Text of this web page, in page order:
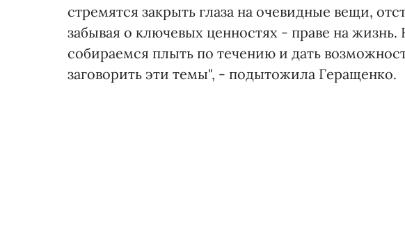
стремятся закрыть глаза на очевидные вещи,
забывая о ключевых ценностях - праве на
собираемся плыть по течению и дать
заговорить эти темы", - подытожила Геращенко.